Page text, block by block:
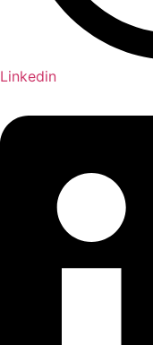
Linkedin